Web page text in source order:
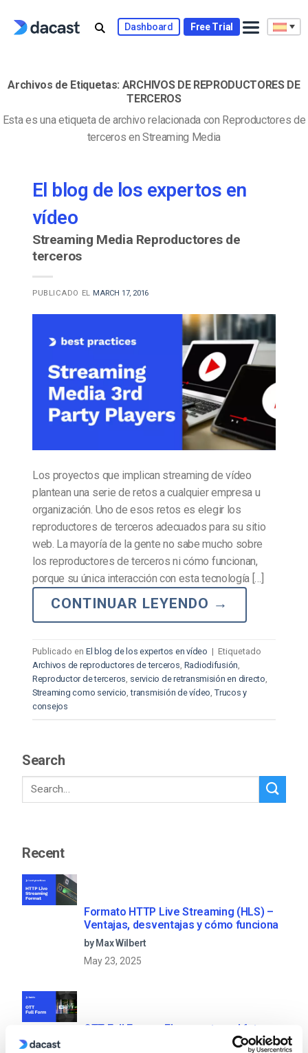
Dashboard Free Trial
Archivos de Etiquetas: ARCHIVOS DE REPRODUCTORES DE
TERCEROS
Esta es una etiqueta de archivo relacionada con Reproductores de
terceros en Streaming Media
El blog de los expertos en
vídeo
Streaming Media Reproductores de
terceros
PUBLICADO EL MARCH 17, 2016
Los proyectos que implican streaming de vídeo
plantean una serie de retos a cualquier empresa u
organización. Uno de esos retos es elegir los
reproductores de terceros adecuados para su sitio
web. La mayoría de la gente no sabe mucho sobre
los reproductores de terceros ni cómo funcionan,
porque su única interacción con esta tecnología […]
CONTINUAR LEYENDO →
Publicado en El blog de los expertos en vídeo | Etiquetado
Archivos de reproductores de terceros Radiodifusión
Reproductor de terceros servicio de retransmisión en directo
Streaming como servicio ,transmisión de vídeo ,Trucos y
consejos
Search
Recent
Formato HTTP Live Streaming (HLS) –
Ventajas, desventajas y cómo funciona
by Max Wilbert
May 23, 2025
OTT Full Form – El presente y el futuro